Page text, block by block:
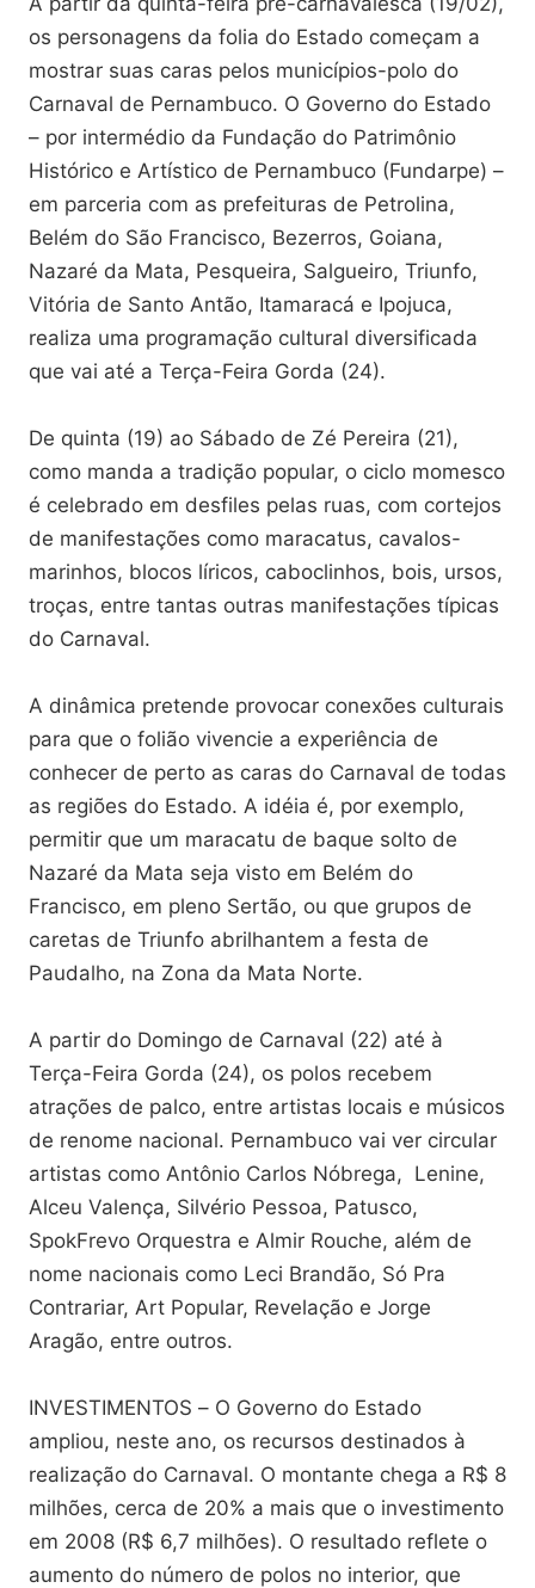
os personagens da folia do Estado começam a
mostrar suas caras pelos municípios-polo do
Carnaval de Pernambuco. O Governo do Estado
– por intermédio da Fundação do Patrimônio
Histórico e Artístico de Pernambuco (Fundarpe) –
em parceria com as prefeituras de Petrolina,
Belém do São Francisco, Bezerros, Goiana,
Nazaré da Mata, Pesqueira, Salgueiro, Triunfo,
Vitória de Santo Antão, Itamaracá e Ipojuca,
realiza uma programação cultural diversificada
que vai até a Terça-Feira Gorda (24).
De quinta (19) ao Sábado de Zé Pereira (21),
como manda a tradição popular, o ciclo momesco
é celebrado em desfiles pelas ruas, com cortejos
de manifestações como maracatus, cavalos-
marinhos, blocos líricos, caboclinhos, bois, ursos,
troças, entre tantas outras manifestações típicas
do Carnaval.
A dinâmica pretende provocar conexões culturais
para que o folião vivencie a experiência de
conhecer de perto as caras do Carnaval de todas
as regiões do Estado. A idéia é, por exemplo,
permitir que um maracatu de baque solto de
Nazaré da Mata seja visto em Belém do
Francisco, em pleno Sertão, ou que grupos de
caretas de Triunfo abrilhantem a festa de
Paudalho, na Zona da Mata Norte.
A partir do Domingo de Carnaval (22) até à
Terça-Feira Gorda (24), os polos recebem
atrações de palco, entre artistas locais e músicos
de renome nacional. Pernambuco vai ver circular
artistas como Antônio Carlos Nóbrega, Lenine,
Alceu Valença, Silvério Pessoa, Patusco,
SpokFrevo Orquestra e Almir Rouche, além de
nome nacionais como Leci Brandão, Só Pra
Contrariar, Art Popular, Revelação e Jorge
Aragão, entre outros.
INVESTIMENTOS – O Governo do Estado
ampliou, neste ano, os recursos destinados à
realização do Carnaval. O montante chega a R$ 8
milhões, cerca de 20% a mais que o investimento
em 2008 (R$ 6,7 milhões). O resultado reflete o
aumento do número de polos no interior, que